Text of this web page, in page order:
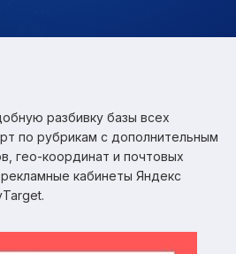
разбивку базы всех
по рубрикам с дополнительным
гео-координат и почтовых
кабинеты Яндекс